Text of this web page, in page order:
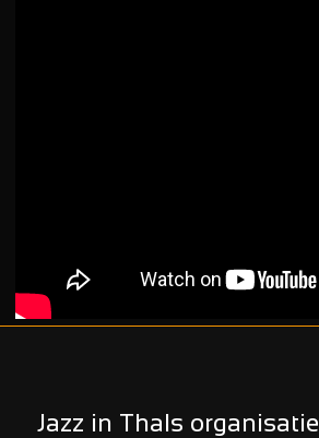
Jazz in Thals organisatie